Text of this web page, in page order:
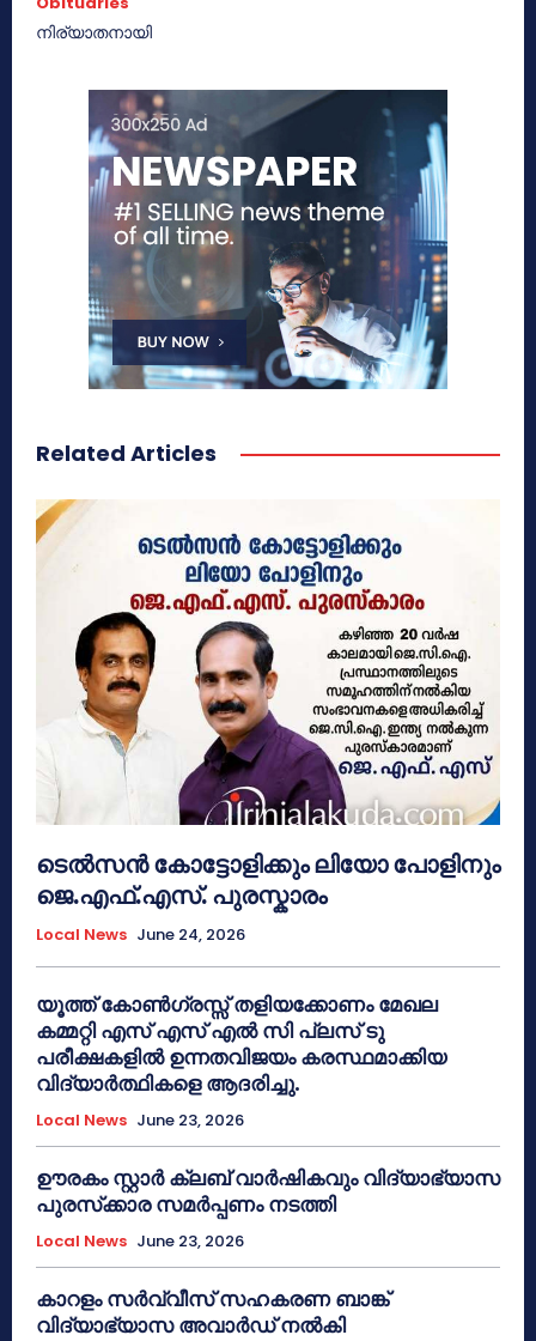
നിര്യാതനായി
Related Articles
ടെൽസൻ കോട്ടോളിക്കും ലിയോ പോളിനും
ജെ.എഫ്.എസ്. പുരസ്കാരം
Local News June 24, 2026
യൂത്ത് കോൺഗ്രസ്സ് തളിയക്കോണം മേഖല
കമ്മറ്റി എസ് എസ് എൽ സി പ്ലസ് ടു
പരീക്ഷകളിൽ ഉന്നതവിജയം കരസ്ഥമാക്കിയ
വിദ്യാർത്ഥികളെ ആദരിച്ചു.
Local News June 23, 2026
ഊരകം സ്റ്റാർ ക്ലബ് വാർഷികവും വിദ്യാഭ്യാസ
പുരസ്‌ക്കാര സമർപ്പണം നടത്തി
Local News June 23, 2026
കാറളം സർവ്വീസ് സഹകരണ ബാങ്ക്
വിദ്യാഭ്യാസ അവാർഡ് നൽകി